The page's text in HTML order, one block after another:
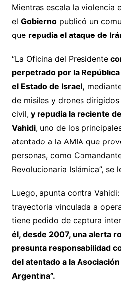
Mientras escala la violencia
el Gobiernopublicó un
que repudia el ataque de
“La Oficina del Presidente
perpetrado por la
el Estado de Israel,
de misiles y drones
civil,y repudia la reciente
Vahidi, uno de los
atentado a la AMIA que
personas, como
Revolucionaria Islámica”, se
Luego, apunta contra
trayectoria vinculada a
tiene pedido de captura
él, desde 2007, una alerta
presunta responsabilidad
del atentado a la
Argentina”.